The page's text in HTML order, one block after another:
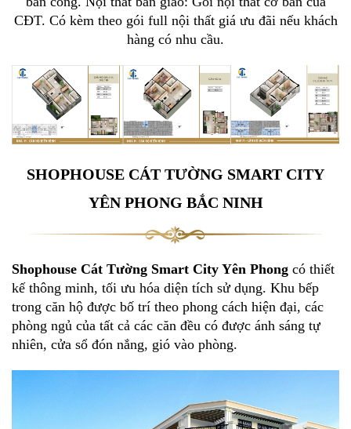
CĐT. Có kèm theo gói full nội thất giá ưu đãi nếu khách
hàng có nhu cầu.
SHOPHOUSE CÁT TƯỜNG SMART CITY
YÊN PHONG BẮC NINH
Shophouse Cát Tường Smart City Yên Phong có thiết
kế thông minh, tối ưu hóa diện tích sử dụng. Khu bếp
trong căn hộ được bố trí theo phong cách hiện đại, các
phòng ngủ của tất cả các căn đều có được ánh sáng tự
nhiên, cửa sổ đón nắng, gió vào phòng.